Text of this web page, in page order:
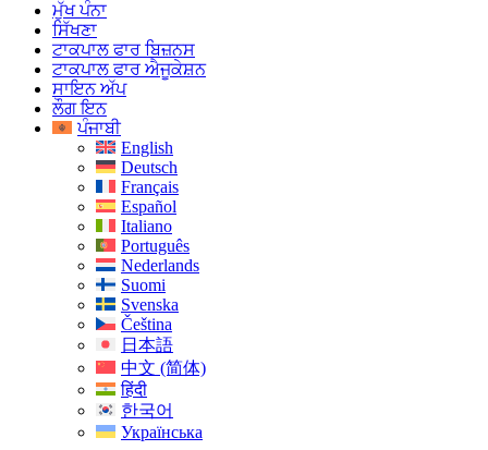
ਮੁੱਖ ਪੰਨਾ
ਸਿੱਖਣਾ
ਟਾਕਪਾਲ ਫਾਰ ਬਿਜ਼ਨਸ
ਟਾਕਪਾਲ ਫਾਰ ਐਜੂਕੇਸ਼ਨ
ਸਾਇਨ ਅੱਪ
ਲੌਗ ਇਨ
ਪੰਜਾਬੀ
English
Deutsch
Français
Español
Italiano
Português
Nederlands
Suomi
Svenska
Čeština
日本語
中文 (简体)
हिंदी
한국어
Українська